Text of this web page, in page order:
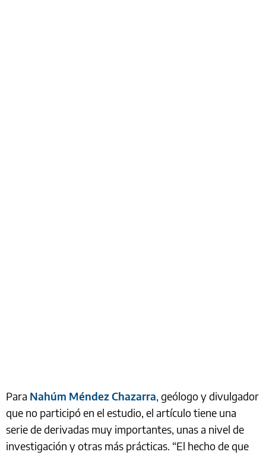
Para Nahúm Méndez Chazarra, geólogo y divulgador
que no participó en el estudio, el artículo tiene una
serie de derivadas muy importantes, unas a nivel de
investigación y otras más prácticas. “El hecho de que